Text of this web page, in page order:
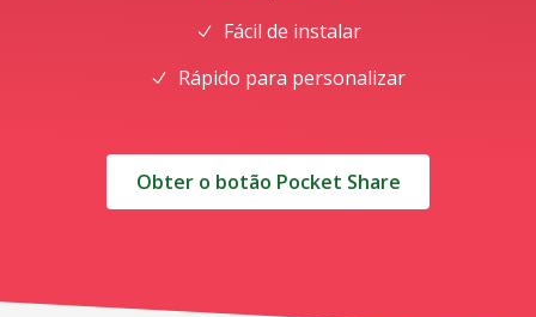
Fácil de instalar
Rápido para personalizar
Obter o botão Pocket Share